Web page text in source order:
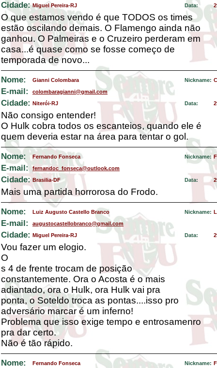
Cidade: Miguel Pereira-RJ Data:
O que estamos vendo é que TODOS os times
estão oscilando demais. O Flamengo ainda não
ganhou. O Palmeiras e o Cruzeiro perderam em
casa...é quase como se fosse começo de
temporada de novo...
Nome: Gianni Colombara Nickname:
E-mail: colombaragianni@gmail.com
Cidade: Niterói-RJ Data:
Não consigo entender!
O Hulk cobra todos os escanteios, quando ele é
quem deveria estar na área para tentar o gol.
Nome: Fernando Fonseca Nickname:
E-mail: fernandoc_fonseca@outlook.com
Cidade: Brasilia-DF Data:
Mais uma partida horrorosa do Frodo.
Nome: Luiz Augusto Castello Branco Nickname:
E-mail: augustocastellobranco@gmail.com
Cidade: Miguel Pereira-RJ Data:
Vou fazer um elogio.
O
s 4 de frente trocam de posição
constantemente. Ora o Acosta é o mais
adiantado, ora o Hulk, ora Hulk vai pra
ponta, o Soteldo troca as pontas....isso pro
adversário marcar é um inferno!
Problema que isso exige tempo e entrosamenro
pra dar certo.
Não é tão rápido.
Nome: Fernando Fonseca Nickname: